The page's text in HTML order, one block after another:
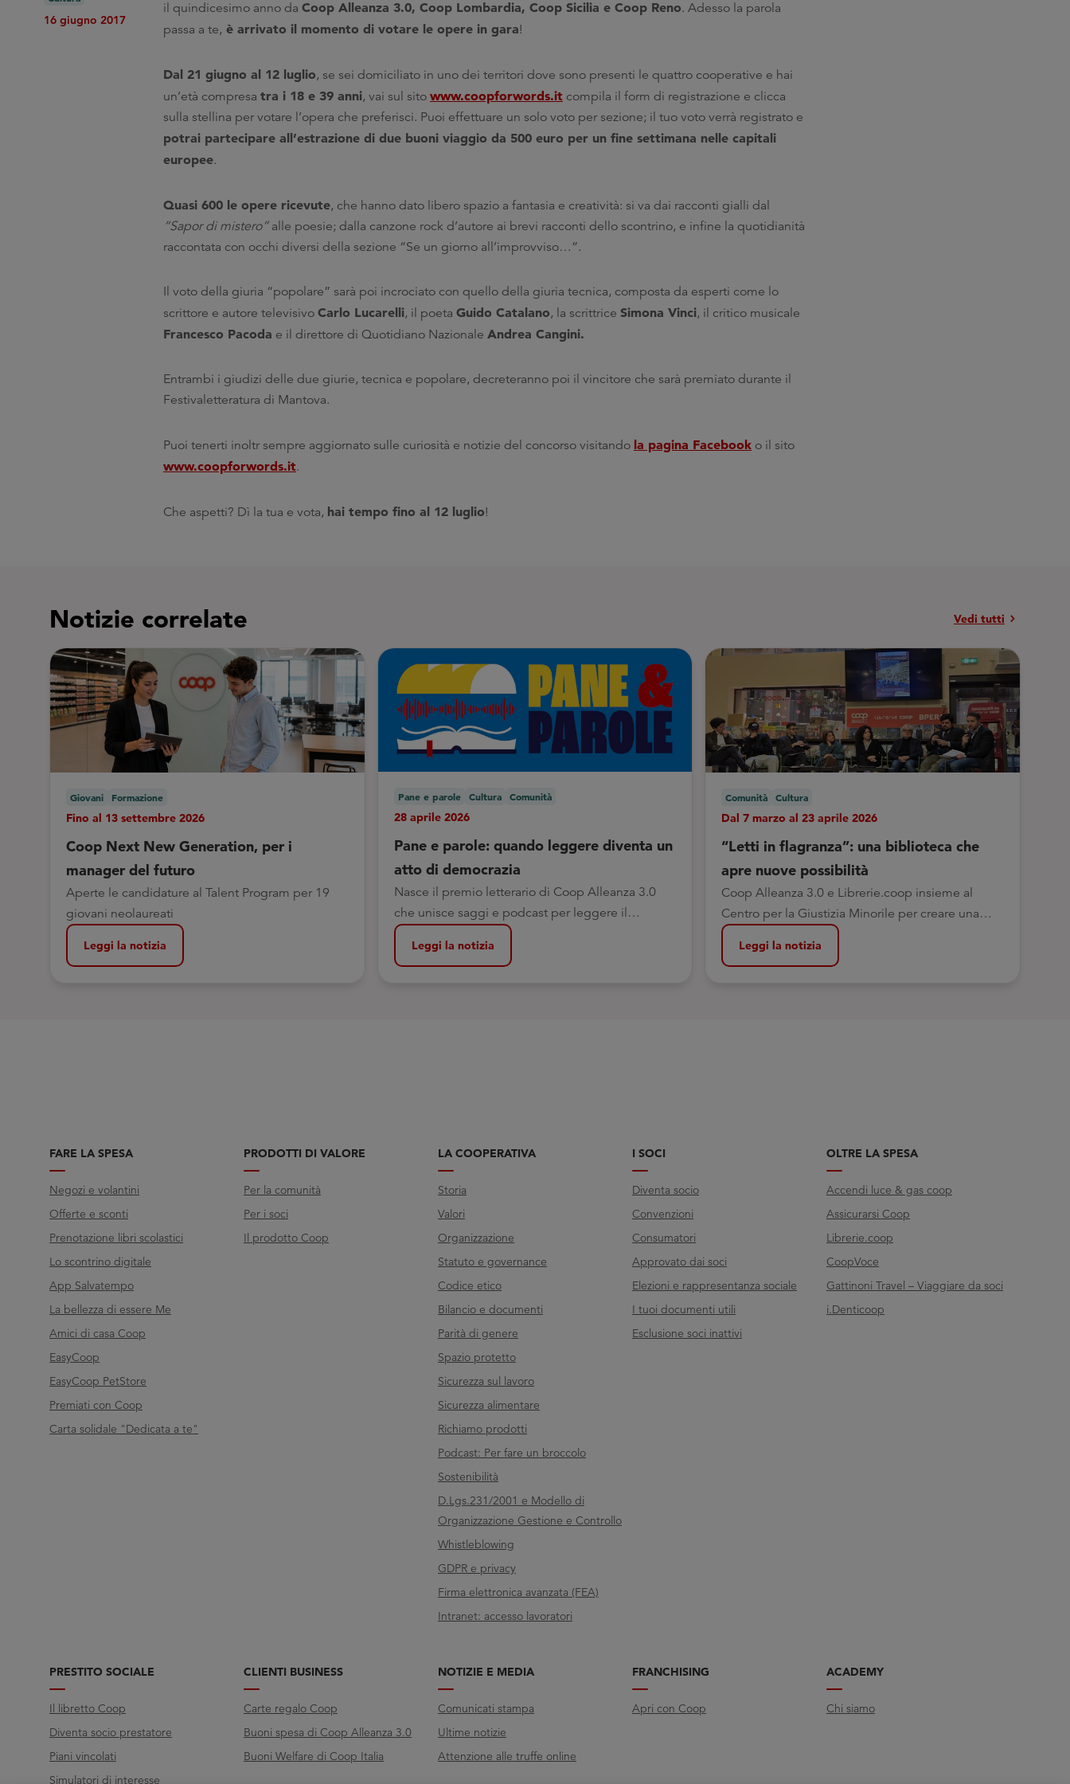
16 giugno 2017
il quindicesimo anno da Coop Alleanza 3.0, Coop Lombardia, Coop Sicilia e Coop Reno. Adesso la parola
passa a te, è arrivato il momento di votare le opere in gara!
Dal 21 giugno al 12 luglio, se sei domiciliato in uno dei territori dove sono presenti le quattro cooperative e hai
un’età compresa tra i 18 e 39 anni, vai sul sito www.coopforwords.it compila il form di registrazione e clicca
sulla stellina per votare l’opera che preferisci. Puoi effettuare un solo voto per sezione; il tuo voto verrà registrato e
potrai partecipare all’estrazione di due buoni viaggio da 500 euro per un fine settimana nelle capitali
europee.
Quasi 600 le opere ricevute, che hanno dato libero spazio a fantasia e creatività: si va dai racconti gialli dal
“Sapor di mistero”alle poesie; dalla canzone rock d’autore ai brevi racconti dello scontrino, e infine la quotidianità
raccontata con occhi diversi della sezione “Se un giorno all’improvviso…”.
Il voto della giuria “popolare” sarà poi incrociato con quello della giuria tecnica, composta da esperti come lo
scrittore e autore televisivo Carlo Lucarelli, il poeta Guido Catalano, la scrittrice Simona Vinci, il critico musicale
Francesco Pacoda e il direttore di Quotidiano Nazionale Andrea Cangini.
Entrambi i giudizi delle due giurie, tecnica e popolare, decreteranno poi il vincitore che sarà premiato durante il
Festivaletteratura di Mantova.
Puoi tenerti inoltr sempre aggiornato sulle curiosità e notizie del concorso visitando la pagina Facebook o il sito
www.coopforwords.it.
Che aspetti? Dì la tua e vota, hai tempo fino al 12 luglio!
Notizie correlate Vedi tutti chevron_right
Giovani Formazione
Fino al 13 settembre 2026
Coop Next New Generation, per i
manager del futuro
Aperte le candidature al Talent Program per 19
giovani neolaureati
Leggi la notizia
Pane e parole Cultura Comunità
28 aprile 2026
Pane e parole: quando leggere diventa un
atto di democrazia
Nasce il premio letterario di Coop Alleanza 3.0
che unisce saggi e podcast per leggere il
presente e nutrire il pensiero critico
Leggi la notizia
Comunità Cultura
Dal 7 marzo al 23 aprile 2026
“Letti in flagranza”: una biblioteca che
apre nuove possibilità
Coop Alleanza 3.0 e Librerie.coop insieme al
Centro per la Giustizia Minorile per creare una
biblioteca all’Istituto Penale per i Minorenni di
Bologna
Leggi la notizia
FARE LA SPESA
Negozi e volantini
Offerte e sconti
Prenotazione libri scolastici
Lo scontrino digitale
App Salvatempo
La bellezza di essere Me
Amici di casa Coop
EasyCoop
EasyCoop PetStore
Premiati con Coop
Carta solidale "Dedicata a te"
PRODOTTI DI VALORE
Per la comunità
Per i soci
Il prodotto Coop
LA COOPERATIVA
Storia
Valori
Organizzazione
Statuto e governance
Codice etico
Bilancio e documenti
Parità di genere
Spazio protetto
Sicurezza sul lavoro
Sicurezza alimentare
Richiamo prodotti
Podcast: Per fare un broccolo
Sostenibilità
D.Lgs.231/2001 e Modello di
Organizzazione Gestione e Controllo
Whistleblowing
GDPR e privacy
Firma elettronica avanzata (FEA)
Intranet: accesso lavoratori
I SOCI
Diventa socio
Convenzioni
Consumatori
Approvato dai soci
Elezioni e rappresentanza sociale
I tuoi documenti utili
Esclusione soci inattivi
OLTRE LA SPESA
Accendi luce & gas coop
Assicurarsi Coop
Librerie.coop
CoopVoce
Gattinoni Travel – Viaggiare da soci
i.Denticoop
PRESTITO SOCIALE
Il libretto Coop
Diventa socio prestatore
Piani vincolati
Simulatori di interesse
CLIENTI BUSINESS
Carte regalo Coop
Buoni spesa di Coop Alleanza 3.0
Buoni Welfare di Coop Italia
NOTIZIE E MEDIA
Comunicati stampa
Ultime notizie
Attenzione alle truffe online
FRANCHISING
Apri con Coop
ACADEMY
Chi siamo